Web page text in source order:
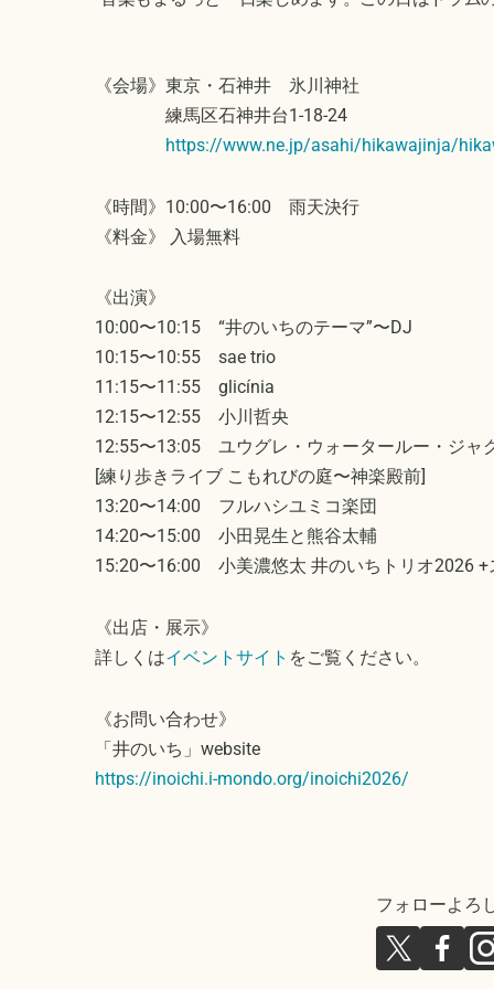
《会場》東京・石神井 氷川神社
練馬区石神井台1-18-24
https://www.ne.jp/asahi/hikawajinja/
《時間》10:00〜16:00 雨天決行
《料金》 入場無料
《出演》
10:00〜10:15 “井のいちのテーマ”〜DJ
10:15〜10:55 sae trio
11:15〜11:55 glicínia
12:15〜12:55 小川哲央
12:55〜13:05 ユウグレ・ウォータールー・ジャ
[練り歩きライブ こもれびの庭〜神楽殿前]
13:20〜14:00 フルハシユミコ楽団
14:20〜15:00 小田晃生と熊谷太輔
15:20〜16:00 小美濃悠太 井のいちトリオ2026 +
《出店・展示》
詳しくはイベントサイト をご覧ください。
《お問い合わせ》
「井のいち」website
https://inoichi.i-mondo.org/inoichi2026/
フォローよろ